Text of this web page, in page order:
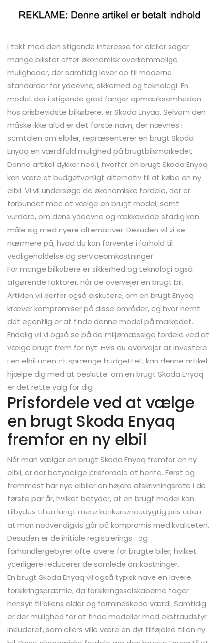
I takt med den stigende interesse for elbiler søger
mange bilister efter økonomisk overkommelige
muligheder, der samtidig lever op til moderne
standarder for ydeevne, sikkerhed og teknologi. En
model, der i stigende grad fanger opmærksomheden
hos prisbevidste bilkøbere, er Skoda Enyaq. Selvom den
måske ikke altid er det første navn, der nævnes i
samtalen om elbiler, repræsenterer en brugt Skoda
Enyaq en værdifuld mulighed på brugtbilsmarkedet.
Denne artikel dykker ned i, hvorfor en brugt Skoda Enyaq
kan være et budgetvenligt alternativ til at købe en ny
elbil. Vi vil undersøge de økonomiske fordele, der er
forbundet med at vælge en brugt model, samt
vurdere, om dens ydeevne og rækkevidde stadig kan
måle sig med nyere alternativer. Desuden vil vi se
nærmere på, hvad du kan forvente i forhold til
vedligeholdelse og serviceomkostninger.
For mange bilkøbere er sikkerhed og teknologi også
afgørende faktorer, når de overvejer en brugt bil.
Artiklen vil derfor også diskutere, om en brugt Enyaq
kræver kompromiser på disse områder, og hvor nemt
det egentlig er at finde denne model på markedet.
Endelig vil vi også se på de miljømæssige fordele ved at
vælge brugt frem for nyt. Hvis du overvejer at investere
i en elbil uden at sprænge budgettet, kan denne artikel
hjælpe dig med at beslutte, om en brugt Skoda Enyaq
er det rette valg for dig.
Prisfordele ved at vælge
en brugt Skoda Enyaq
fremfor en ny elbil
Når man vælger en brugt Skoda Enyaq fremfor en ny
elbil, er der betydelige prisfordele at hente. Først og
fremmest har nye elbiler en højere afskrivningsrate i de
første par år, hvilket betyder, at en brugt model kan
tilbydes til en langt mere konkurrencedygtig pris uden
at man nødvendigvis går på kompromis med kvaliteten.
Desuden er de initiale registrerings- og
forhandlergebyrer ofte lavere for brugte biler, hvilket
yderligere reducerer de samlede omkostninger.
En brugt Skoda Enyaq vil også typisk have en lavere
forsikringspræmie, da forsikringsselskaberne tager
hensyn til bilens alder og formindskede værdi. Samtidig
er der mulighed for at finde modeller med ekstraudstyr
inkluderet, som ellers ville være en dyr tilføjelse til en ny